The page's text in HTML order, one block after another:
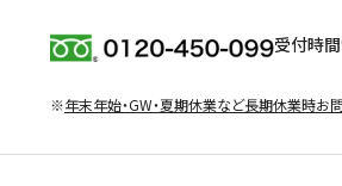
受付時間
※年末年始・GW・夏期休業など⻑期休業時お